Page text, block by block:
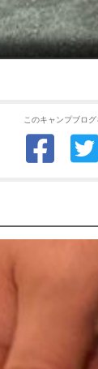
このキャンプブロ